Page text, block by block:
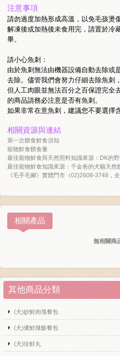
注意事項
請勿過度加熱形成高溫，以免毛孩燙傷
解凍後或加熱後未食用完，請置於冷
畢。
請小心魚刺：
由於魚刺無法由機器設備自動去除或
去除。儘管我們會努力仔細去除魚刺，
但人工肉眼並無法百分之百保證完全
的商品請務必注意是否有魚刺。
如果非常在意魚刺，建議您不要選擇
相關資源與連結
第一次餵食鮮食須知
寵物鮮食餵食量
最佳寵物鮮食與天然照料知識來源：DK的
最佳寵物鮮食知識來源：千金爸的犬貓天然
《毛手毛腳》實體門市（02)2608-3748，
相關產品
無相關商
其他商品分類
(犬)妙鮮肉塊餐包
(犬)優鮮燉飯餐包
(犬)珍鮮丸